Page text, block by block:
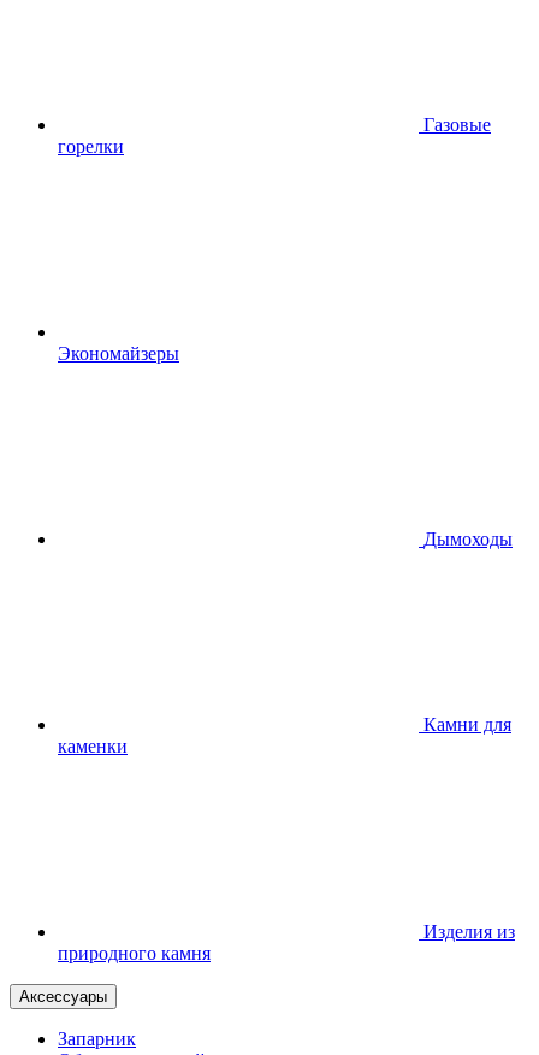
Газовые
горелки
Экономайзеры
Дымоходы
Камни для
каменки
Изделия из
природного камня
Аксессуары
Запарник